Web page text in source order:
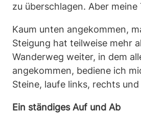
zu überschlagen. Aber
Kaum unten angekommen,
Steigung hat teilweise mehr
Wanderweg weiter, in dem
angekommen, bediene ich
Steine, laufe links, rechts
Ein ständiges Auf und Ab